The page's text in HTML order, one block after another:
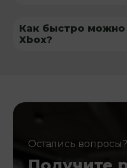
Как быстро можно
Xbox?
Остались вопросы?